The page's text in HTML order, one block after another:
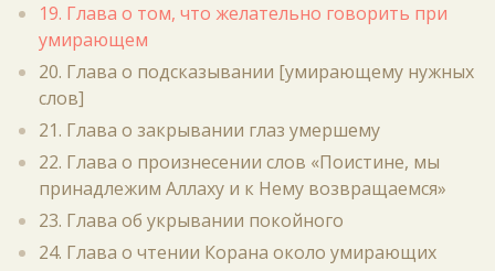
19. Глава о том, что желательно говорить при
умирающем
20. Глава о подсказывании [умирающему нужных
слов]
21. Глава о закрывании глаз умершему
22. Глава о произнесении слов «Поистине, мы
принадлежим Аллаху и к Нему возвращаемся»
23. Глава об укрывании покойного
24. Глава о чтении Корана около умирающих